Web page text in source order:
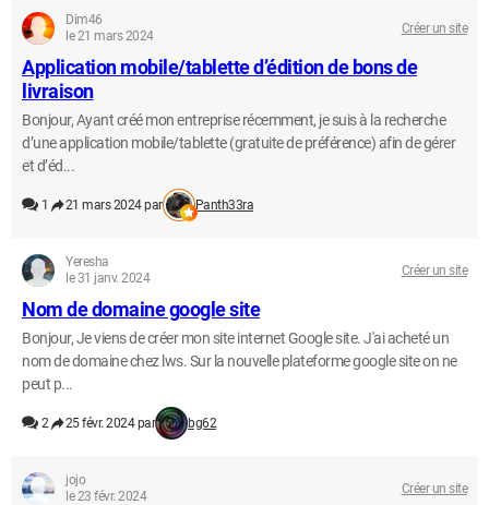
Dim46
le 21 mars 2024
Créer un site
Application mobile/tablette d’édition de bons de
livraison
Bonjour, Ayant créé mon entreprise récemment, je suis à la recherche
d’une application mobile/tablette (gratuite de préférence) afin de gérer
et d’éd...
1 21 mars 2024 par Panth33ra
Yeresha
le 31 janv. 2024
Créer un site
Nom de domaine google site
Bonjour, Je viens de créer mon site internet Google site. J'ai acheté un
nom de domaine chez lws. Sur la nouvelle plateforme google site on ne
peut p...
2 25 févr. 2024 par bg62
jojo
le 23 févr. 2024
Créer un site